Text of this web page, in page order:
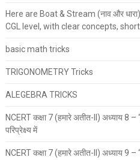
Here are Boat & Stream (नाव और
CGL level, with clear concepts,
basic math tricks
TRIGONOMETRY Tricks
ALEGEBRA TRICKS
NCERT कक्षा 7 (हमारे अतीत-II) अध्याय 8
परिप्रेक्ष्य में
NCERT कक्षा 7 (हमारे अतीत-II) अध्याय 9 –